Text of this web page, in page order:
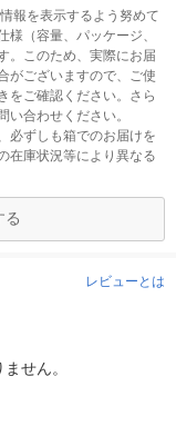
報を表示するよう努めて
（容量、パッケージ、
。このため、実際にお届
がございますので、ご使
をご確認ください。さら
合わせください。
必ずしも箱でのお届けを
在庫状況等により異なる
る
レビューとは
せん。